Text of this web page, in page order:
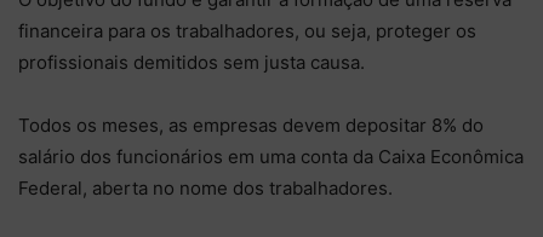
financeira para os trabalhadores, ou seja, proteger os
profissionais demitidos sem justa causa.
Todos os meses, as empresas devem depositar 8% do
salário dos funcionários em uma conta da Caixa Econômica
Federal, aberta no nome dos trabalhadores.